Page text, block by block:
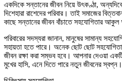
একদিকে সন্তানের জীবন নিয়ে উৎকণ্ঠা,
দিশেহারা রাশেদের পরিবার। তাই সমাজের
কাছে সন্তানের জীবন বাঁচাতে সহযোগিতার আকুল
পরিবারের সদস্যরা জানান, মানুষের সামান্য
সহায়তা হতে পারে। অনেক ছোট ছোট
জীবন রক্ষা করা সম্ভব হবে। আপনার দেওয়া একটি
মুখের হাসি, এনে দিতে পারে নতুন জীবনের স্বপ্ন।